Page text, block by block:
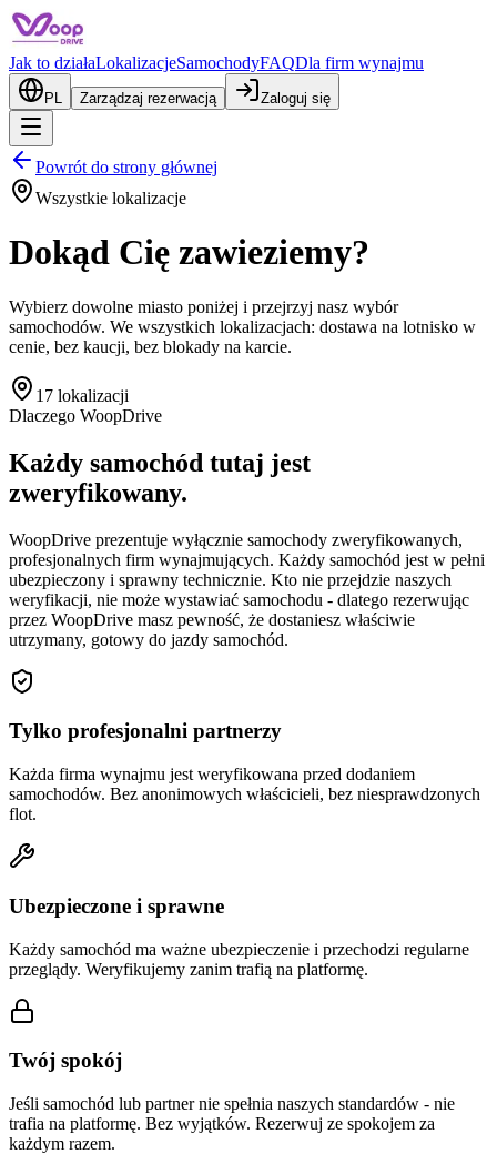
Jak to działaLokalizacjeSamochodyFAQDla firm wynajmu
PL Zarządzaj rezerwacją Zaloguj się
Powrót do strony głównej
Wszystkie lokalizacje
Dokąd Cię zawieziemy?
Wybierz dowolne miasto poniżej i przejrzyj nasz wybór
samochodów. We wszystkich lokalizacjach: dostawa na lotnisko w
cenie, bez kaucji, bez blokady na karcie.
17 lokalizacji
Dlaczego WoopDrive
Każdy samochód tutaj jest
zweryfikowany.
WoopDrive prezentuje wyłącznie samochody zweryfikowanych,
profesjonalnych firm wynajmujących. Każdy samochód jest w pełni
ubezpieczony i sprawny technicznie. Kto nie przejdzie naszych
weryfikacji, nie może wystawiać samochodu - dlatego rezerwując
przez WoopDrive masz pewność, że dostaniesz właściwie
utrzymany, gotowy do jazdy samochód.
Tylko profesjonalni partnerzy
Każda firma wynajmu jest weryfikowana przed dodaniem
samochodów. Bez anonimowych właścicieli, bez niesprawdzonych
flot.
Ubezpieczone i sprawne
Każdy samochód ma ważne ubezpieczenie i przechodzi regularne
przeglądy. Weryfikujemy zanim trafią na platformę.
Twój spokój
Jeśli samochód lub partner nie spełnia naszych standardów - nie
trafia na platformę. Bez wyjątków. Rezerwuj ze spokojem za
każdym razem.